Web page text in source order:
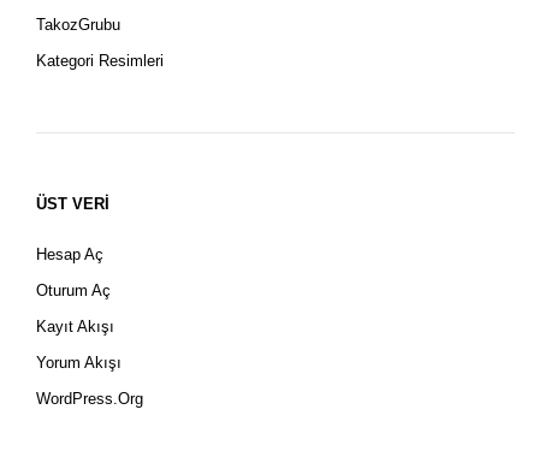
TakozGrubu
Kategori Resimleri
ÜST VERI
Hesap Aç
Oturum Aç
Kayıt Akışı
Yorum Akışı
WordPress.org